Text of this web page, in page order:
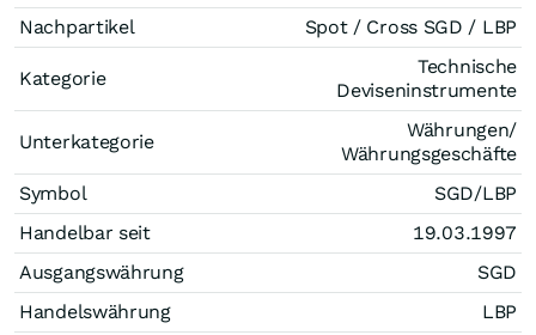
Nachpartikel
Spot / Cross SGD / LBP
Kategorie
Technische
Deviseninstrumente
Unterkategorie
Währungen/
Währungsgeschäfte
Symbol
SGD/LBP
Handelbar seit
19.03.1997
Ausgangswährung
SGD
Handelswährung
LBP